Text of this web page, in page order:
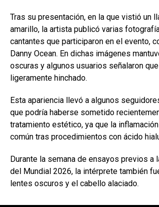
Tras su presentación, en la que vistió un
amarillo, la artista publicó varias
cantantes que participaron en el evento,
Danny Ocean. En dichas imágenes
oscuras y algunos usuarios señalaron
ligeramente hinchado.
Esta apariencia llevó a algunos
que podría haberse sometido
tratamiento estético, ya que la
común tras procedimientos con ácido
Durante la semana de ensayos previos a
del Mundial 2026, la intérprete también
lentes oscuros y el cabello alaciado.